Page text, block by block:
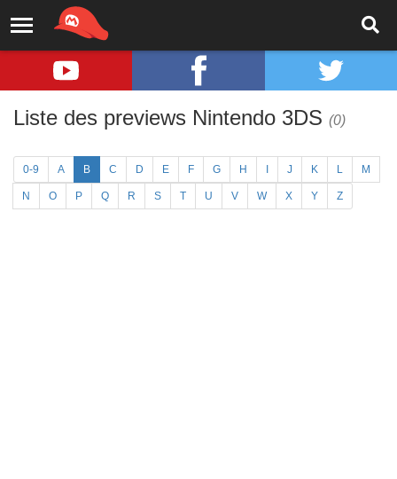
Liste des previews Nintendo 3DS (0)
0-9 A B C D E F G H J K L M
N O P Q R S T U V W X Y Z